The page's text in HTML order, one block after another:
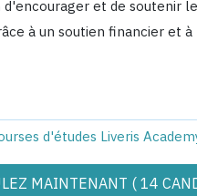
et de soutenir
à un soutien financier et à
d'études Liveris
MAINTENANT ( 14